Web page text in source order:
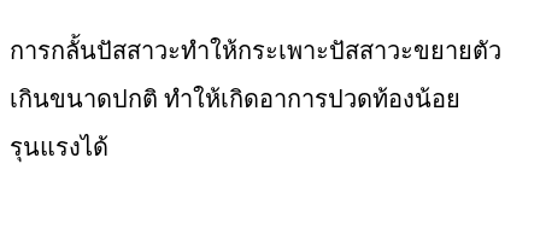
การกลั้นปัสสาวะทำให้กระเพาะปัสสาวะขยายตัว
เกินขนาดปกติ ทำให้เกิดอาการปวดท้องน้อย
รุนแรงได้